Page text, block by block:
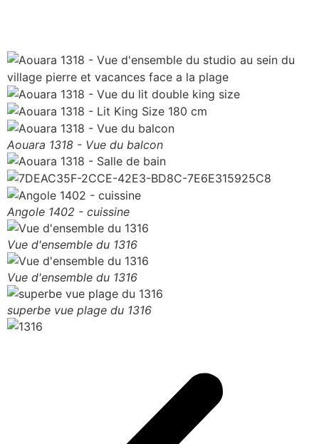
Aouara 1318 - Vue du balcon
Angole 1402 - cuissine
Vue d'ensemble du 1316
Vue d'ensemble du 1316
superbe vue plage du 1316